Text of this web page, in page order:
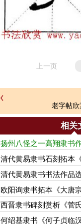
上一页
老字帖欣
相关
扬州八怪之一高翔隶书
清代黄易隶书石刻拓本
清代黄易隶书书法作品
欧阳询隶书拓本《大唐
西晋隶书碑刻赏析《菅
何绍基隶书《何子贞临